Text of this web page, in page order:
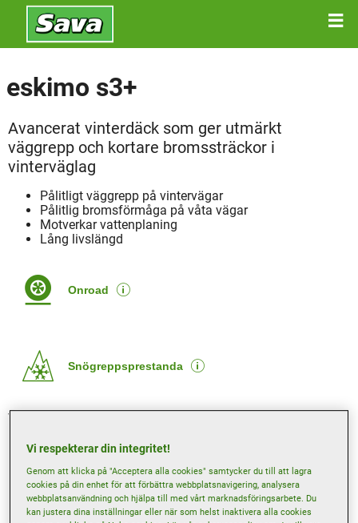
eskimo s3+
Avancerat vinterdäck som ger utmärkt
väggrepp och kortare bromssträckor i
vinterväglag
Pålitligt väggrepp på vintervägar
Pålitlig bromsförmåga på våta vägar
Motverkar vattenplaning
Lång livslängd
Onroad
Snögreppsprestanda
Vissa däckegenskaper kan ibland vara tillgängliga endast
lära dig mer.
Vi respekterar din integritet!
Genom att klicka på "Acceptera alla cookies" samtycker du till att lagra
cookies på din enhet för att förbättra webbplatsnavigering, analysera
webbplatsanvändning och hjälpa till med vårt marknadsföringsarbete. Du
kan justera dina inställningar eller när som helst inaktivera alla cookies